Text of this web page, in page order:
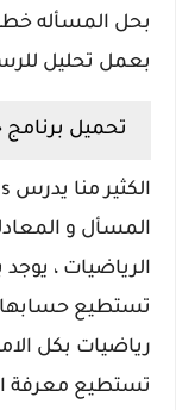
بحل المسأله
بعمل تحليل
تحميل
المسأل و
الرياضيات ،
تستطيع حسابها
رياضيات بكل
تستطيع معرفة